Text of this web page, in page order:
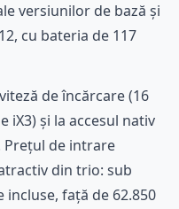
versiunilor de bază și
cu bateria de 117
de încărcare (16
iX3) și la accesul nativ
Prețul de intrare
din trio: sub
incluse, față de 62.850